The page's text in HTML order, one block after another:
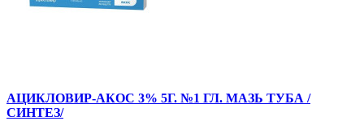
АЦИКЛОВИР-АКОС 3% 5Г. №1 ГЛ. МАЗЬ ТУБА /
СИНТЕЗ/